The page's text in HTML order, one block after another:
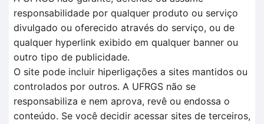
responsabilidade por qualquer produto ou serviço
divulgado ou oferecido através do serviço, ou de
qualquer hyperlink exibido em qualquer banner ou
outro tipo de publicidade.
O site pode incluir hiperligações a sites mantidos ou
controlados por outros. A UFRGS não se
responsabiliza e nem aprova, revê ou endossa o
conteúdo. Se você decidir acessar sites de terceiros,